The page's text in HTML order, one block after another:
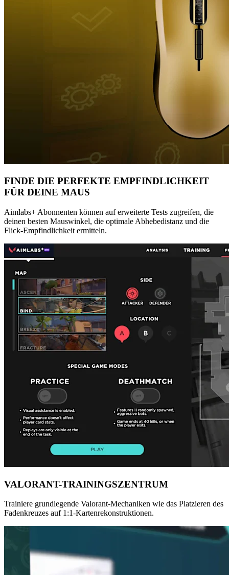
FINDE DIE PERFEKTE EMPFINDLICHKEIT
FÜR DEINE MAUS
Aimlabs+ Abonnenten können auf erweiterte Tests zugreifen, die
deinen besten Mauswinkel, die optimale Abhebedistanz und die
Flick-Empfindlichkeit ermitteln.
VALORANT-TRAININGSZENTRUM
Trainiere grundlegende Valorant-Mechaniken wie das Platzieren des
Fadenkreuzes auf 1:1-Kartenrekonstruktionen.